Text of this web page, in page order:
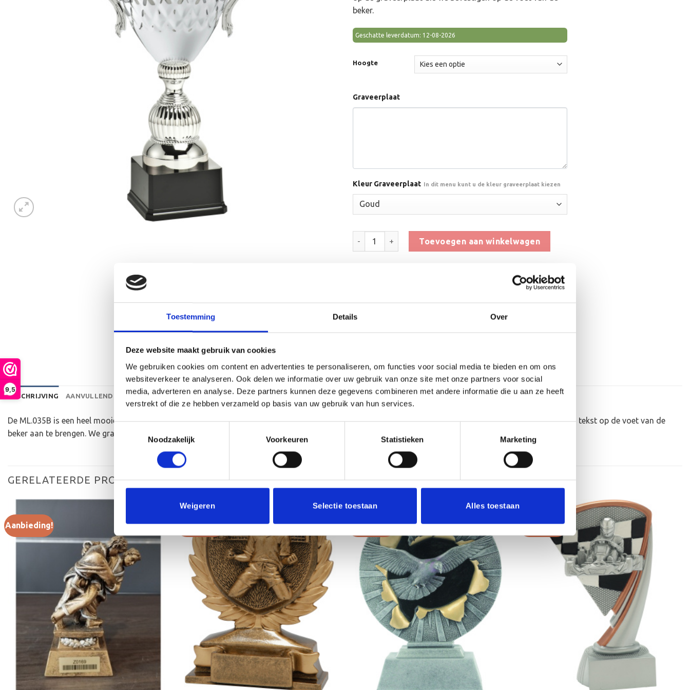
Toestemming Details Over
Deze website maakt gebruik van cookies
We gebruiken cookies om content en advertenties te personaliseren, om functies voor social media te bieden en om ons
websiteverkeer te analyseren. Ook delen we informatie over uw gebruik van onze site met onze partners voor social
media, adverteren en analyse. Deze partners kunnen deze gegevens combineren met andere informatie die u aan ze heeft
verstrekt of die ze hebben verzameld op basis van uw gebruik van hun services.
Noodzakelijk
Voorkeuren Statistieken Marketing
Weigeren Selectie toestaan Alles toestaan
9,5
beker.
Geschatte leverdatum: 12-08-2026
Hoogte
Graveerplaat
Kleur Graveerplaat In dit menu kunt u de kleur graveerplaat kiezen
Toevoegen aan winkelwagen
Toevoegen aan verlanglijst
BESCHRIJVING AANVULLENDE INFORMATIE BEOORDELINGEN (1)
De ML.035B is een heel mooie trofee die zeer geschikt is voor ieder (sport)toernooi of businessevenement. We kunnen de beker personaliseren door er een tekst op de voet van de
beker aan te brengen. We graveren de tekst gecentreerd op een aluminium plaatje.
GERELATEERDE PRODUCTEN
Aanbieding!
Toevoegen
aan
verlanglijst
Aanbieding!
Toevoegen
aan
verlanglijst
Aanbieding!
Toevoegen
aan
verlanglijst
Aanbieding!
Toevoegen
verlanglijst